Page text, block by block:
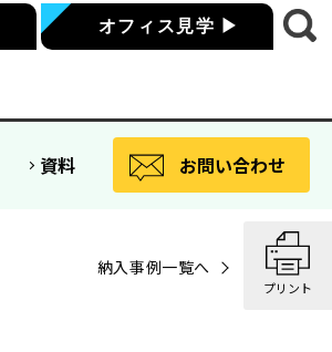
オフィス見学 ▶
資料 お問い合わせ
プリント
納入事例一覧へ